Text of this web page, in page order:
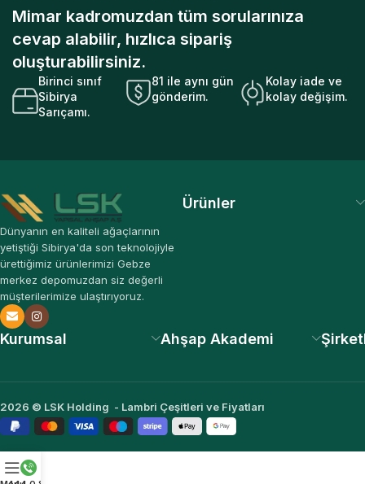
Mimar kadromuzdan tüm sorularınıza
cevap alabilir, hızlıca sipariş
oluşturabilirsiniz.
Birinci sınıf
Sibirya
Sarıçamı.
81 ile aynı gün
gönderim.
Kolay iade ve
kolay değişim.
Dünyanın en kaliteli ağaçlarının
yetiştiği Sibirya'da son teknolojiyle
ürettiğimiz ürünlerimizi Gebze
merkez depomuzdan siz değerli
müşterilerimize ulaştırıyoruz.
Ürünler
Kurumsal Ahşap Akademi
2026 © LSK Holding - Lambri Çeşitleri ve Fiyatları